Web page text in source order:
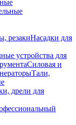
резакиНасадки для
устройства для
Силовая и
Тали,
дрели для